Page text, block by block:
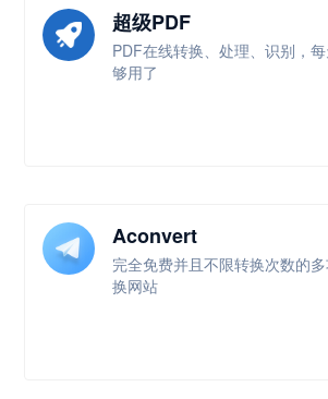
超级PDF
PDF在线转换、处理、识别，
够用了
Aconvert
完全免费并且不限转换次数的
换网站